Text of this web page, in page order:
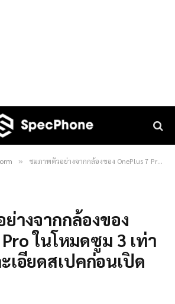
» ชมภาพตัวอย่างจากกล้องของ OnePlus 7 Pro ในโหมดซูม 3 เท่า พร้อมรายละเอียดสเปคก่อนเปิดตัว
างจากกล้องของ
ในโหมดซูม 3 เท่า
เอียดสเปคก่อนเปิด